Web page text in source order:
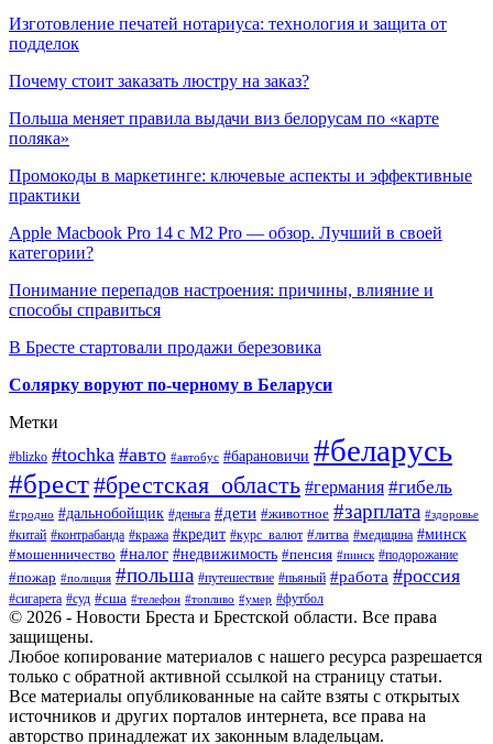
Изготовление печатей нотариуса: технология и защита от
подделок
Почему стоит заказать люстру на заказ?
Польша меняет правила выдачи виз белорусам по «карте
поляка»
Промокоды в маркетинге: ключевые аспекты и эффективные
практики
Apple Macbook Pro 14 с M2 Pro — обзор. Лучший в своей
категории?
Понимание перепадов настроения: причины, влияние и
способы справиться
В Бресте стартовали продажи березовика
Солярку воруют по-черному в Беларуси
Метки
#blizko #tochka #авто #автобус #барановичи #беларусь
#брест#брестская_область #германия #гибель
#гродно #дальнобойщик #деньга #дети #животное #зарплата #здоровье
#китай #контрабанда #кража #кредит #курс_валют #литва #медицина #минск
#мошенничество #налог #недвижимость #пенсия #пинск #подорожание
#пожар #полиция #польша #путешествие #пьяный #работа #россия
#сигарета #суд #сша #телефон #топливо #умер #футбол
© 2026 - Новости Бреста и Брестской области. Все права
защищены.
Любое копирование материалов с нашего ресурса разрешается
только с обратной активной ссылкой на страницу статьи.
Все материалы опубликованные на сайте взяты с открытых
источников и других порталов интернета, все права на
авторство принадлежат их законным владельцам.